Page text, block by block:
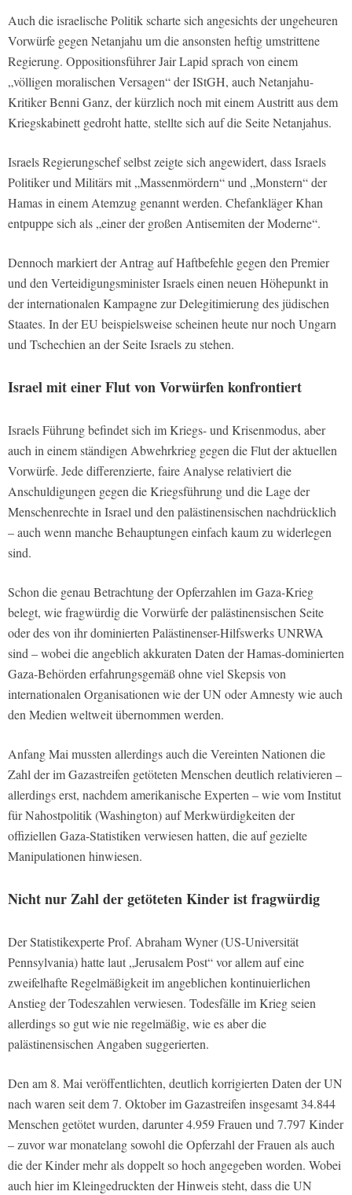
Auch die israelische Politik scharte sich angesichts der ungeheuren
Vorwürfe gegen Netanjahu um die ansonsten heftig umstrittene
Regierung. Oppositionsführer Jair Lapid sprach von einem
„völligen moralischen Versagen“ der IStGH, auch Netanjahu-
Kritiker Benni Ganz, der kürzlich noch mit einem Austritt aus dem
Kriegskabinett gedroht hatte, stellte sich auf die Seite Netanjahus.
Israels Regierungschef selbst zeigte sich angewidert, dass Israels
Politiker und Militärs mit „Massenmördern“ und „Monstern“ der
Hamas in einem Atemzug genannt werden. Chefankläger Khan
entpuppe sich als „einer der großen Antisemiten der Moderne“.
Dennoch markiert der Antrag auf Haftbefehle gegen den Premier
und den Verteidigungsminister Israels einen neuen Höhepunkt in
der internationalen Kampagne zur Delegitimierung des jüdischen
Staates. In der EU beispielsweise scheinen heute nur noch Ungarn
und Tschechien an der Seite Israels zu stehen.
Israel mit einer Flut von Vorwürfen konfrontiert
Israels Führung befindet sich im Kriegs- und Krisenmodus, aber
auch in einem ständigen Abwehrkrieg gegen die Flut der aktuellen
Vorwürfe. Jede differenzierte, faire Analyse relativiert die
Anschuldigungen gegen die Kriegsführung und die Lage der
Menschenrechte in Israel und den palästinensischen nachdrücklich
– auch wenn manche Behauptungen einfach kaum zu widerlegen
sind.
Schon die genau Betrachtung der Opferzahlen im Gaza-Krieg
belegt, wie fragwürdig die Vorwürfe der palästinensischen Seite
oder des von ihr dominierten Palästinenser-Hilfswerks UNRWA
sind – wobei die angeblich akkuraten Daten der Hamas-dominierten
Gaza-Behörden erfahrungsgemäß ohne viel Skepsis von
internationalen Organisationen wie der UN oder Amnesty wie auch
den Medien weltweit übernommen werden.
Anfang Mai mussten allerdings auch die Vereinten Nationen die
Zahl der im Gazastreifen getöteten Menschen deutlich relativieren –
allerdings erst, nachdem amerikanische Experten – wie vom Institut
für Nahostpolitik (Washington) auf Merkwürdigkeiten der
offiziellen Gaza-Statistiken verwiesen hatten, die auf gezielte
Manipulationen hinwiesen.
Nicht nur Zahl der getöteten Kinder ist fragwürdig
Der Statistikexperte Prof. Abraham Wyner (US-Universität
Pennsylvania) hatte laut „Jerusalem Post“ vor allem auf eine
zweifelhafte Regelmäßigkeit im angeblichen kontinuierlichen
Anstieg der Todeszahlen verwiesen. Todesfälle im Krieg seien
allerdings so gut wie nie regelmäßig, wie es aber die
palästinensischen Angaben suggerierten.
Den am 8. Mai veröffentlichten, deutlich korrigierten Daten der UN
nach waren seit dem 7. Oktober im Gazastreifen insgesamt 34.844
Menschen getötet wurden, darunter 4.959 Frauen und 7.797 Kinder
– zuvor war monatelang sowohl die Opferzahl der Frauen als auch
die der Kinder mehr als doppelt so hoch angegeben worden. Wobei
auch hier im Kleingedruckten der Hinweis steht, dass die UN